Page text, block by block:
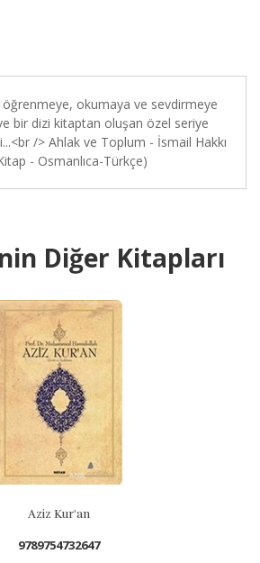
öğrenmeye, okumaya ve sevdirmeye
bir dizi kitaptan oluşan özel seriye
/> Ahlak ve Toplum - İsmail Hakkı
- Osmanlıca-Türkçe)
Diğer Kitapları
Aziz Kur'an
9789754732647